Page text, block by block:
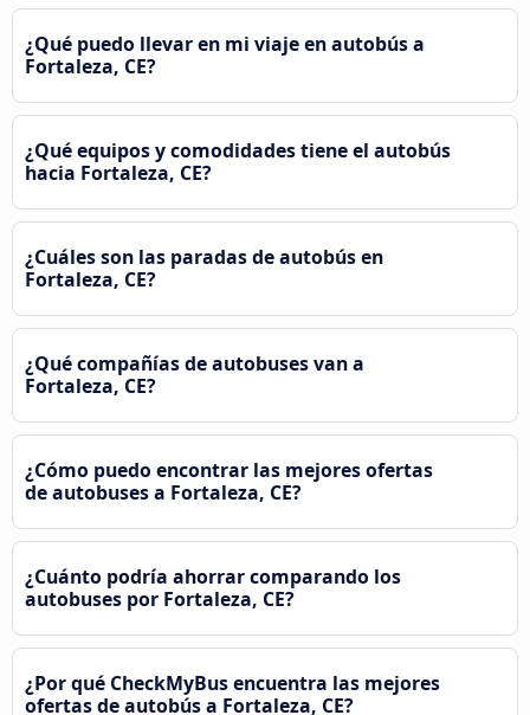
¿Qué puedo llevar en mi viaje en autobús a
Fortaleza, CE?
¿Qué equipos y comodidades tiene el autobús
hacia Fortaleza, CE?
¿Cuáles son las paradas de autobús en
Fortaleza, CE?
¿Qué compañías de autobuses van a
Fortaleza, CE?
¿Cómo puedo encontrar las mejores ofertas
de autobuses a Fortaleza, CE?
¿Cuánto podría ahorrar comparando los
autobuses por Fortaleza, CE?
¿Por qué CheckMyBus encuentra las mejores
ofertas de autobús a Fortaleza, CE?